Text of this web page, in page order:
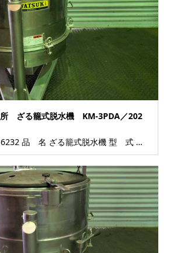
所 ざる籠式脱水機 KM-3PDA／202
お問合せ番号 Y-6232 品 名 ざる籠式脱水機 型 式 KM-3PDA 種 類 各...